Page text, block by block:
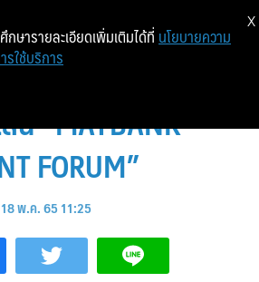
เทศไทย) เตรียมจัด
น์ “MAYBANK
FORUM”
18 พ.ค. 65 11:25
กษารายละเอียดเพิ่มเติมได้ที่ นโยบายความ
รใช้บริการ
X